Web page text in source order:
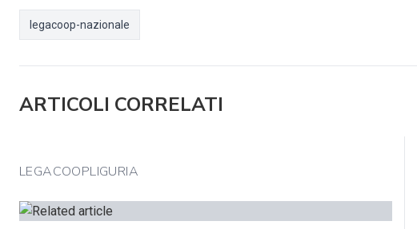
legacoop-nazionale
ARTICOLI CORRELATI
LEGACOOPLIGURIA